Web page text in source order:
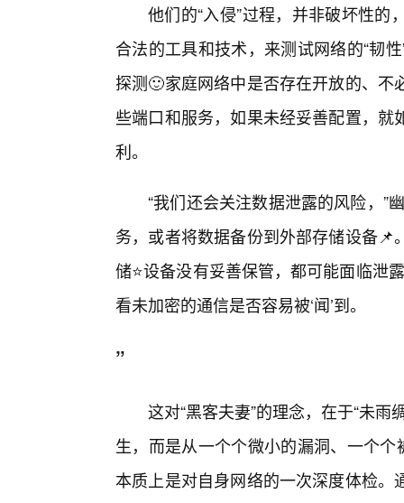
他们的“入侵”过程，并非破坏性
合法的工具和技术，来测试网络的“韧
探测🙂家庭网络中是否存在开放的、
些端口和服务，如果未经妥善配置，
利。
“我们还会关注数据泄露的风险，”
务，或者将数据备份到外部存储设备
储⭐设备没有妥善保管，都可能面临泄
看未加密的通信是否容易被‘闻’到。
”
这对“黑客夫妻”的理念，在于“未
生，而是从一个个微小的漏洞、一个
本质上是对自身网络的一次深度体检